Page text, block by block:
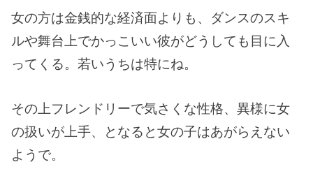
女の方は金銭的な経済面よりも、ダンスのスキ
ルや舞台上でかっこいい彼がどうしても目に入
ってくる。若いうちは特にね。
その上フレンドリーで気さくな性格、異様に女
の扱いが上手、となると女の子はあがらえない
ようで。